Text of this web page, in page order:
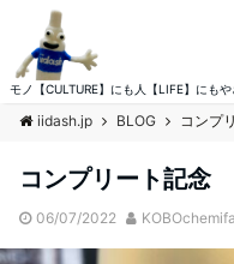
モノ【CULTURE】にも人【LIFE】にも
iidash.jp BLOG コンプ
コンプリート記念
06/07/2022 KOBOchemifa